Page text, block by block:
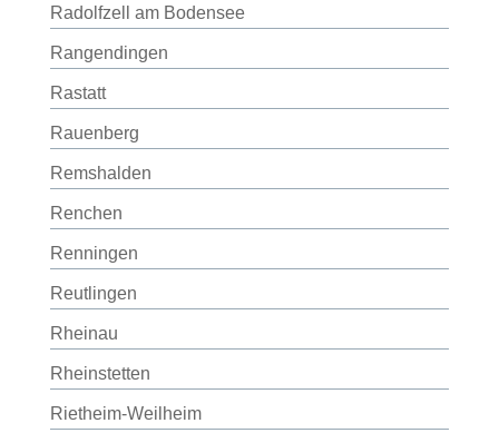
Radolfzell am Bodensee
Rangendingen
Rastatt
Rauenberg
Remshalden
Renchen
Renningen
Reutlingen
Rheinau
Rheinstetten
Rietheim-Weilheim